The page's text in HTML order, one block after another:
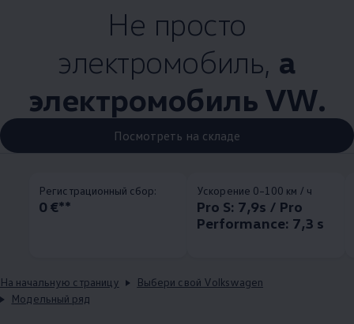
Не просто
электромобиль, а
электромобиль VW.
Посмотреть на складе
Pегистрационный сбор:
0 €**
Ускорение 0–100 км / ч
Pro S: 7,9s / Pro
Performance: 7,3 s
На начальную страницу
Выбери свой Volkswagen
Модельный ряд